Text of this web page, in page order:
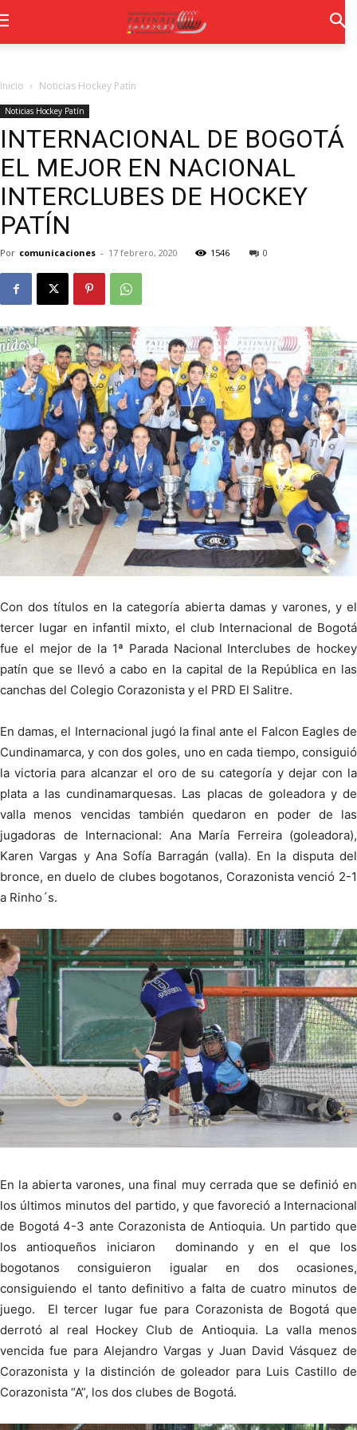
Inicio Noticias Hockey Patín
Noticias Hockey Patín
INTERNACIONAL DE BOGOTÁ
EL MEJOR EN NACIONAL
INTERCLUBES DE HOCKEY
PATÍN
Por comunicaciones - 17 febrero, 2020 1546 0
Con dos títulos en la categoría abierta damas y varones, y el
tercer lugar en infantil mixto, el club Internacional de Bogotá
fue el mejor de la 1ª Parada Nacional Interclubes de hockey
patín que se llevó a cabo en la capital de la República en las
canchas del Colegio Corazonista y el PRD El Salitre.
En damas, el Internacional jugó la final ante el Falcon Eagles de
Cundinamarca, y con dos goles, uno en cada tiempo, consiguió
la victoria para alcanzar el oro de su categoría y dejar con la
plata a las cundinamarquesas. Las placas de goleadora y de
valla menos vencidas también quedaron en poder de las
jugadoras de Internacional: Ana María Ferreira (goleadora),
Karen Vargas y Ana Sofía Barragán (valla). En la disputa del
bronce, en duelo de clubes bogotanos, Corazonista venció 2-1
a Rinho´s.
En la abierta varones, una final muy cerrada que se definió en
los últimos minutos del partido, y que favoreció a Internacional
de Bogotá 4-3 ante Corazonista de Antioquia. Un partido que
los antioqueños iniciaron dominando y en el que los
bogotanos consiguieron igualar en dos ocasiones,
consiguiendo el tanto definitivo a falta de cuatro minutos de
juego. El tercer lugar fue para Corazonista de Bogotá que
derrotó al real Hockey Club de Antioquia. La valla menos
vencida fue para Alejandro Vargas y Juan David Vásquez de
Corazonista y la distinción de goleador para Luis Castillo de
Corazonista “A”, los dos clubes de Bogotá.